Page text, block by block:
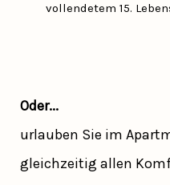
vollendetem 15.
Oder...
urlauben Sie im
gleichzeitig allen